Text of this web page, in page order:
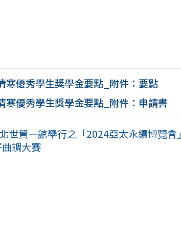
寒優秀學生獎學金要點_附件：要點
寒優秀學生獎學金要點_附件：申請書
世貿一館舉行之「2024亞太永續博覽會」
調大賽